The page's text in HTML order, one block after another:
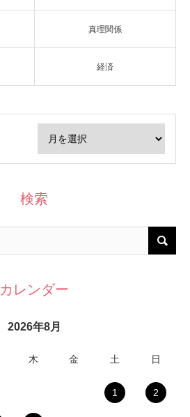
真理関係
経済
検索
カレンダー
2026年8月
木 金 土 日
1 2